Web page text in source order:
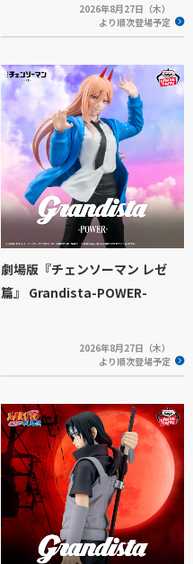
2026年8月27日（木）
より順次登場予定
劇場版『チェンソーマン レゼ
篇』 Grandista-POWER-
2026年8月27日（木）
より順次登場予定